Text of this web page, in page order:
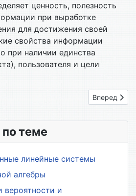
ценность, полезность
при выработке
для достижения своей
свойства информации
при наличии единства
пользователя и цели
регулирование на Вперед
теме
линейные системы
алгебры
вероятности и